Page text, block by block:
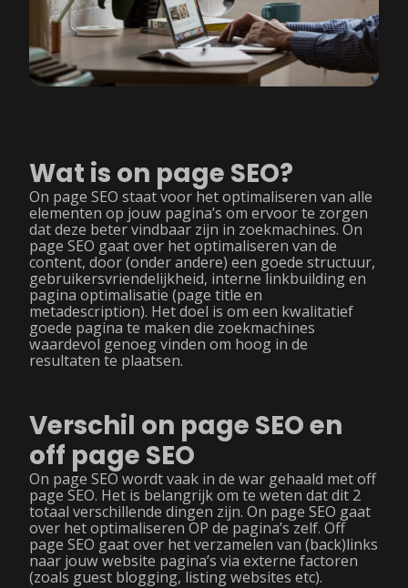
Wat is on page SEO?
On page SEO staat voor het optimaliseren van alle
elementen op jouw pagina’s om ervoor te zorgen
dat deze beter vindbaar zijn in zoekmachines. On
page SEO gaat over het optimaliseren van de
content, door (onder andere) een goede structuur,
gebruikersvriendelijkheid, interne linkbuilding en
pagina optimalisatie (page title en
metadescription). Het doel is om een kwalitatief
goede pagina te maken die zoekmachines
waardevol genoeg vinden om hoog in de
resultaten te plaatsen.
Verschil on page SEO en
off page SEO
On page SEO wordt vaak in de war gehaald met off
page SEO. Het is belangrijk om te weten dat dit 2
totaal verschillende dingen zijn. On page SEO gaat
over het optimaliseren OP de pagina’s zelf. Off
page SEO gaat over het verzamelen van (back)links
naar jouw website pagina’s via externe factoren
(zoals guest blogging, listing websites etc).